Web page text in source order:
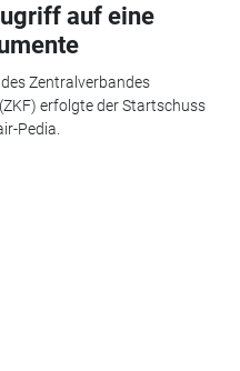
auf eine
Zentralverbandes
erfolgte der Startschuss
Pedia.